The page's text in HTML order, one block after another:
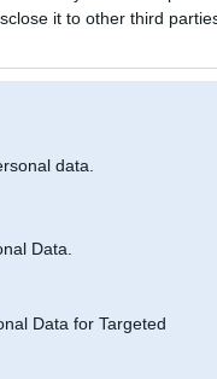
it to other third
data.
Data.
Data for Targeted
krāsniņu kompektācar visiem
stradatu, tur daudz kas jamaina,